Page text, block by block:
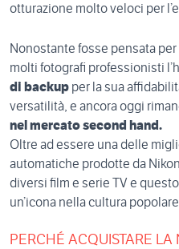
otturazione molto veloci per
Nonostante fosse pensata
molti fotografi professionisti
di backup per la sua
versatilità, e ancora oggi
nel mercato second hand.
Oltre ad essere una delle
automatiche prodotte da
diversi film e serie TV e
un’icona nella cultura popolare.
PERCHÉ ACQUISTARE LA